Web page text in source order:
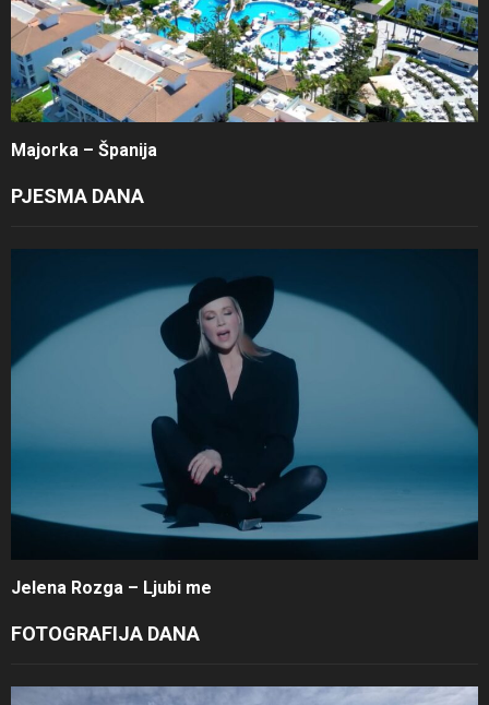
Majorka – Španija
PJESMA DANA
Jelena Rozga – Ljubi me
FOTOGRAFIJA DANA